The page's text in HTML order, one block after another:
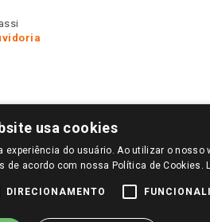
SOMENTE APÓS O LOGIN, OS PREÇOS
REALIZADAS NO GIASSI.COM.BR E NA LOJA
DE BUSCAS.
usa cookies
experiência do usuário. Ao utilizar o nosso
acordo com nossa Política de Cookies.
DIRECIONAMENTO